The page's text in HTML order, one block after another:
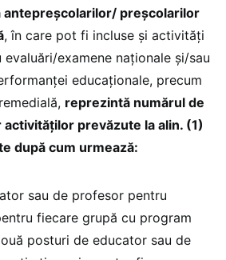
antepreșcolarilor/ preșcolarilor
, în care pot fi incluse și activități
examene naționale și/sau
educaționale, precum
reprezintă numărul de
prevăzute la alin. (1)
după cum urmează:
sau de profesor pentru
fiecare grupă cu program
posturi de educator sau de